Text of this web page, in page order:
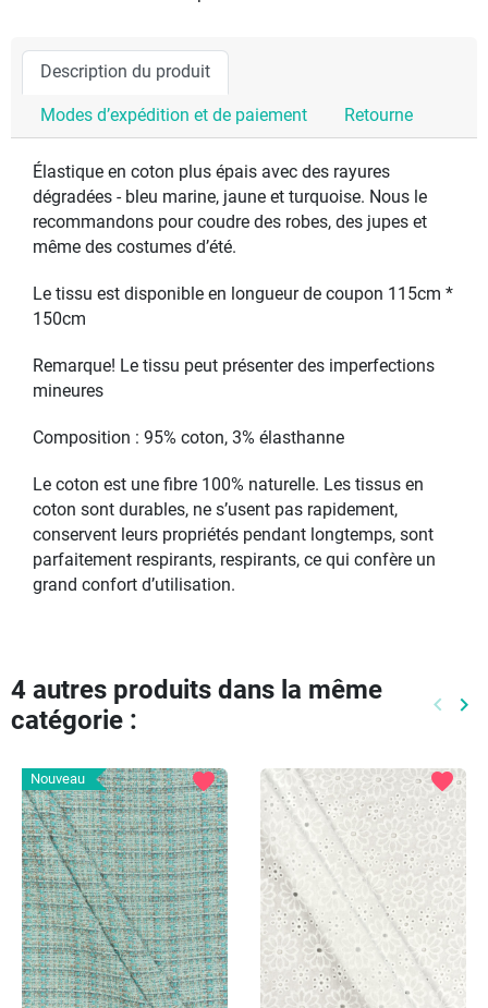
Description du produit
Modes d’expédition et de paiement Retourne
Élastique en coton plus épais avec des rayures
dégradées - bleu marine, jaune et turquoise. Nous le
recommandons pour coudre des robes, des jupes et
même des costumes d’été.
Le tissu est disponible en longueur de coupon 115cm *
150cm
Remarque! Le tissu peut présenter des imperfections
mineures
Composition : 95% coton, 3% élasthanne
Le coton est une fibre 100% naturelle. Les tissus en
coton sont durables, ne s’usent pas rapidement,
conservent leurs propriétés pendant longtemps, sont
parfaitement respirants, respirants, ce qui confère un
grand confort d’utilisation.
4 autres produits dans la même
catégorie :
keyboard_arrow_left keyboard_arrow_right
Nouveau favorite favorite